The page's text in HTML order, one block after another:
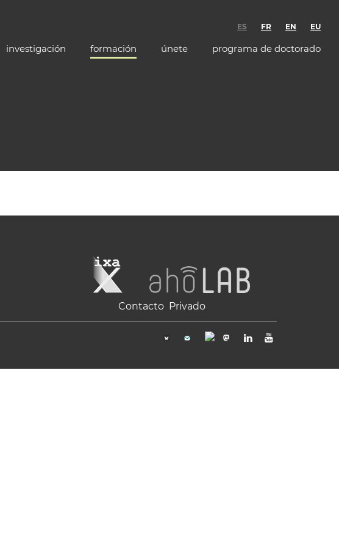
ES FR EN EU
investigación formación únete programa de doctorado
Contacto Privado